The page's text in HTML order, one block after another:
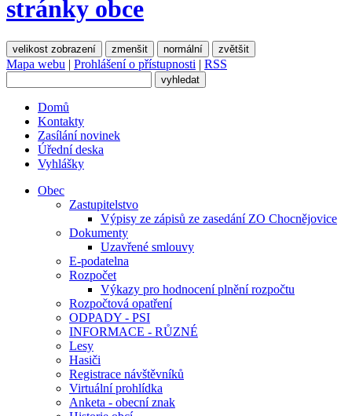
stránky obce
velikost zobrazení zmenšit normální zvětšit
Mapa webu | Prohlášení o přístupnosti | RSS
Domů
Kontakty
Zasílání novinek
Úřední deska
Vyhlášky
Obec
Zastupitelstvo
Výpisy ze zápisů ze zasedání ZO Chocnějovice
Dokumenty
Uzavřené smlouvy
E-podatelna
Rozpočet
Výkazy pro hodnocení plnění rozpočtu
Rozpočtová opatření
ODPADY - PSI
INFORMACE - RŮZNÉ
Lesy
Hasiči
Registrace návštěvníků
Virtuální prohlídka
Anketa - obecní znak